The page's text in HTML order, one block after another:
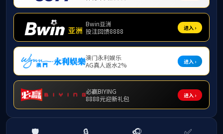
医疗保险
精彩视频